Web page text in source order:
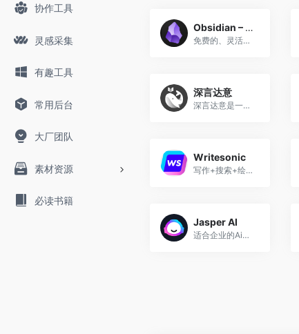
协作工具
灵感采集
有趣工具
常用后台
大厂团队
素材资源
必读书籍
Obsidian – AI笔记软件
免费的、灵活的、私密的思想容器
深言达意
深言达意是一款写作辅助工具
Writesonic
写作+搜索+绘画三位一体
Jasper AI
适合企业的Ai营销写手